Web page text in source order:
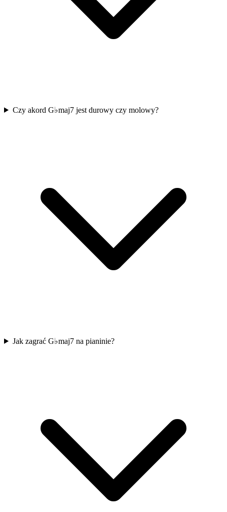
Czy akord G♭maj7 jest durowy czy molowy?
Jak zagrać G♭maj7 na pianinie?